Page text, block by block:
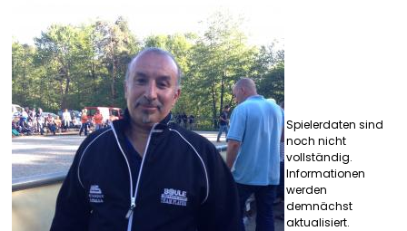
Spielerdaten sind
noch nicht
vollständig.
Informationen
werden
demnächst
aktualisiert.